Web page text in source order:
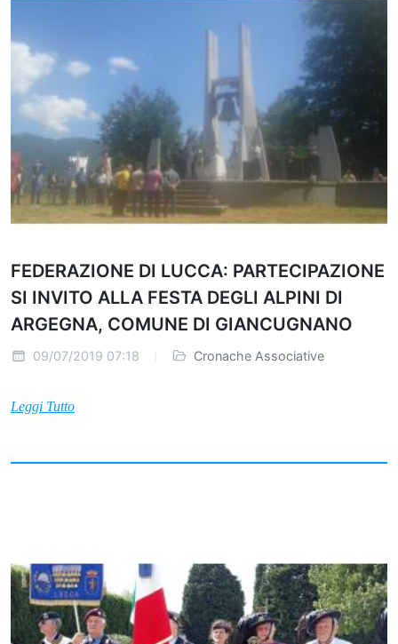
FEDERAZIONE DI LUCCA: PARTECIPAZIONE
SI INVITO ALLA FESTA DEGLI ALPINI DI
ARGEGNA, COMUNE DI GIANCUGNANO
09/07/2019 07:18 Cronache Associative
Leggi Tutto